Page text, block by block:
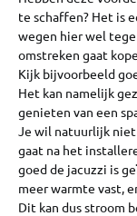
te schaffen? Het is
wegen hier wel
omstreken gaat
Kijk bijvoorbeeld
Het kan namelijk
genieten van een
Je wil natuurlijk
gaat na het
goed de jacuzzi is
meer warmte vast,
Dit kan dus stroom